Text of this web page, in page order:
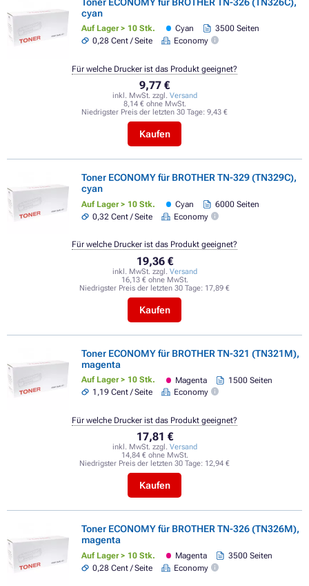
cyan
Auf Lager > 10 Stk. Cyan
3500 Seiten
0,28 Cent / Seite
Economy
9,77 €
inkl. MwSt. zzgl. Versand
8,14 € ohne MwSt.
Niedrigster Preis der letzten 30 Tage: 9,43 €
Kaufen
Für welche Drucker ist das Produkt geeignet?
Toner ECONOMY für BROTHER TN-329 (TN329C),
cyan
Auf Lager > 10 Stk. Cyan
6000 Seiten
0,32 Cent / Seite
Economy
19,36 €
inkl. MwSt. zzgl. Versand
16,13 € ohne MwSt.
Niedrigster Preis der letzten 30 Tage: 17,89 €
Kaufen
Für welche Drucker ist das Produkt geeignet?
Toner ECONOMY für BROTHER TN-321 (TN321M),
magenta
Auf Lager > 10 Stk. Magenta
1500 Seiten
1,19 Cent / Seite
Economy
17,81 €
inkl. MwSt. zzgl. Versand
14,84 € ohne MwSt.
Niedrigster Preis der letzten 30 Tage: 12,94 €
Kaufen
Für welche Drucker ist das Produkt geeignet?
Toner ECONOMY für BROTHER TN-326 (TN326M),
magenta
Auf Lager > 10 Stk. Magenta
3500 Seiten
0,28 Cent / Seite
Economy